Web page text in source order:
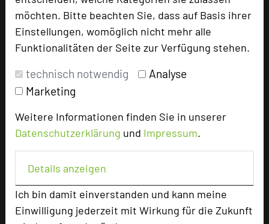
möchten. Bitte beachten Sie, dass auf Basis ihrer
Einstellungen, womöglich nicht mehr alle
Funktionalitäten der Seite zur Verfügung stehen.
technisch notwendig
Analyse
Marketing
Weitere Informationen finden Sie in unserer
Datenschutzerklärung und Impressum.
Details anzeigen
Ich bin damit einverstanden und kann meine
Einwilligung jederzeit mit Wirkung für die Zukunft
language Homepage
zur Tagungsanfrage hinzufügen add_circle
Bewertung
Tagungsplaner